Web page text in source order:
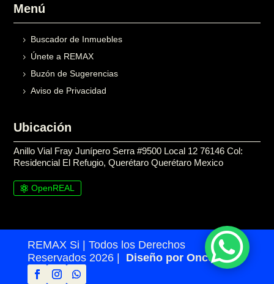
Menú
Buscador de Inmuebles
Únete a REMAX
Buzón de Sugerencias
Aviso de Privacidad
Ubicación
Anillo Vial Fray Junípero Serra #9500 Local 12 76146 Col:
Residencial El Refugio, Querétaro Querétaro Mexico
OpenREAL
REMAX Si | Todos los Derechos
Reservados 2026 | Diseño por Once24